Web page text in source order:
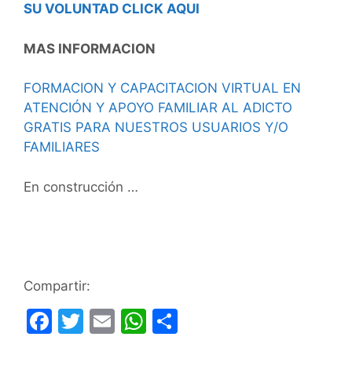
SU VOLUNTAD CLICK AQUI
MAS INFORMACION
FORMACION Y CAPACITACION VIRTUAL EN
ATENCIÓN Y APOYO FAMILIAR AL ADICTO
GRATIS PARA NUESTROS USUARIOS Y/O
FAMILIARES
En construcción …
Compartir:
F
T
E
W